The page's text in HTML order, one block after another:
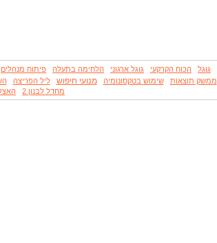
גוגל הכוח הקרקעי גוגל ארגוני הלחימה בתעלה פיתוח מנהלים
ממשק תוצאות שימוש בטקסונומיה מנועי חיפוש ליל הפריצה
מחדל לבנון 2